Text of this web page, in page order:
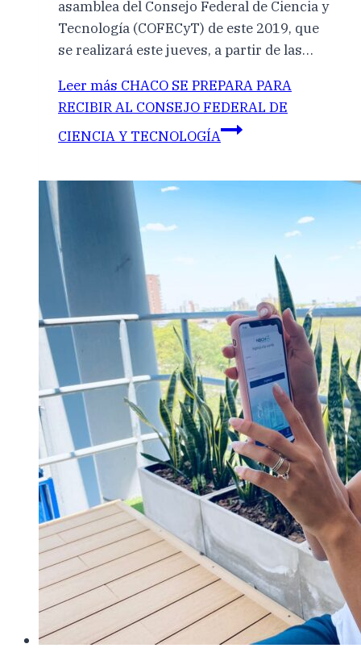
asamblea del Consejo Federal de Ciencia y
Tecnología (COFECyT) de este 2019, que
se realizará este jueves, a partir de las…
Leer más CHACO SE PREPARA PARA
RECIBIR AL CONSEJO FEDERAL DE
CIENCIA Y TECNOLOGÍA